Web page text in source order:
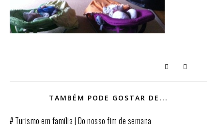
TAMBÉM PODE GOSTAR DE...
# Turismo em família | Do nosso fim de semana